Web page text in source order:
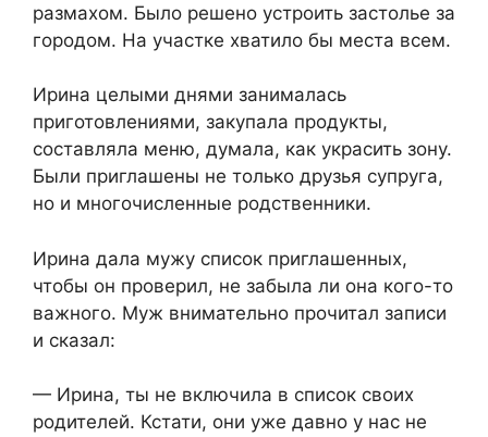
размахом. Было решено устроить застолье за
городом. На участке хватило бы места всем.​
​Ирина целыми днями занималась
приготовлениями, закупала продукты,
составляла меню, думала, как украсить зону.
Были приглашены не только друзья супруга,
но и многочисленные родственники.​
​Ирина дала мужу список приглашенных,
чтобы он проверил, не забыла ли она кого-то
важного. Муж внимательно прочитал записи
и сказал:​
​— Ирина, ты не включила в список своих
родителей. Кстати, они уже давно у нас не